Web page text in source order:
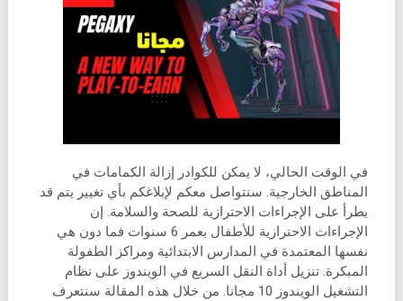
في الوقت الحالي، لا يمكن للكوادر إزالة الكمامات في
المناطق الخارجية. سنتواصل معكم لإبلاغكم بأي تغيير يتم قد
يطرأ على الإجراءات الاحترازية للصحة والسلامة. إن
الإجراءات الاحترازية للأطفال بعمر 6 سنوات فما دون هي
نفسها المعتمدة في المدارس الابتدائية ومراكز الطفولة
المبكرة. تنزيل أداة النقل السريع في الويندوز على نظام
التشغيل الويندوز 10 مجانا. من خلال هذه المقالة سنتعرف